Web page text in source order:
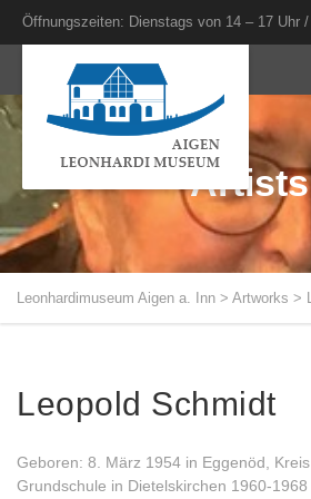
Öffnungszeiten: Dienstags von 14 – 17 Uhr
Monat bis 20 Uhr
Artists
Leonhardimuseum Aigen a. Inn > Artworks >
Leopold Schmidt
Geboren: 8. März 1954 in Eggenöd,
Grundschule in Dietelskirchen 1960-